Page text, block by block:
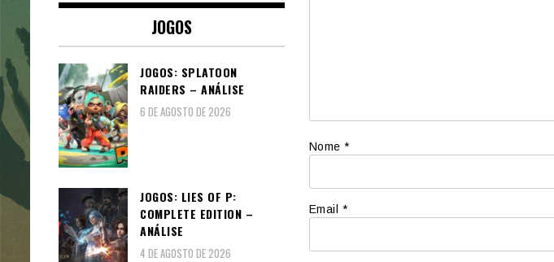
Nome *
Email *
JOGOS
JOGOS: SPLATOON
RAIDERS – ANÁLISE
6 DE AGOSTO DE 2026
JOGOS: LIES OF P:
COMPLETE EDITION –
ANÁLISE
4 DE AGOSTO DE 2026